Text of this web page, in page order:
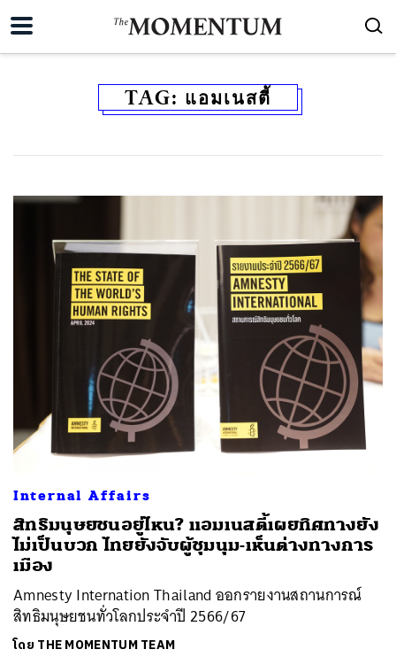
TAG: แอมเนสตี้
Internal Affairs
สิทธิมนุษยชนอยู่ไหน? แอมเนสตี้เผยทิศทางยัง
ไม่เป็นบวก ไทยยังจับผู้ชุมนุม-เห็นต่างทางการ
เมือง
Amnesty Internation Thailand ออกรายงานสถานการณ์
สิทธิมนุษยชนทั่วโลกประจำปี 2566/67
โดย THE MOMENTUM TEAM